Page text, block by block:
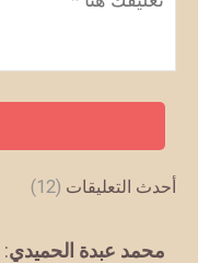
أحدث التعليقات (12)
يقول
محمد عبدة الحميدي: